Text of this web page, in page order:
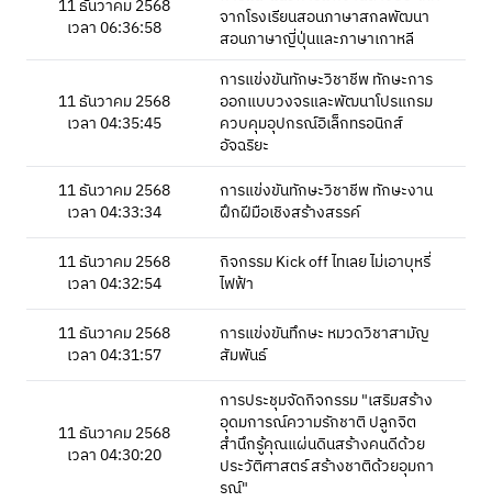
11 ธันวาคม 2568
เวลา 06:36:58
จากโรงเรียนสอนภาษาสกลพัฒนา
สอนภาษาญี่ปุ่นและภาษาเกาหลี
11 ธันวาคม 2568
เวลา 04:35:45
การแข่งขันทักษะวิชาชีพ ทักษะการ
ออกแบบวงจรและพัฒนาโปรแกรม
ควบคุมอุปกรณ์อิเล็กทรอนิกส์
อัจฉริยะ
11 ธันวาคม 2568
เวลา 04:33:34
การแข่งขันทักษะวิชาชีพ ทักษะงาน
ฝึกฝีมือเชิงสร้างสรรค์
11 ธันวาคม 2568
เวลา 04:32:54
กิจกรรม Kick off ไทเลย ไม่เอาบุหรี่
ไฟฟ้า
11 ธันวาคม 2568
เวลา 04:31:57
การแข่งขันทึกษะ หมวดวิชาสามัญ
สัมพันธ์
11 ธันวาคม 2568
เวลา 04:30:20
การประชุมจัดกิจกรรม "เสริมสร้าง
อุดมการณ์ความรักชาติ ปลูกจิต
สำนึกรู้คุณแผ่นดินสร้างคนดีด้วย
ประวัติศาสตร์ สร้างชาติด้วยอุมกา
รณ์"